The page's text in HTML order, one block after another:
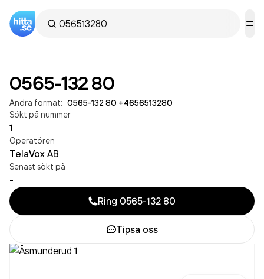
0565-132 80
Andra format: 0565-132 80 +4656513280
Sökt på nummer
1
Operatören
TelaVox AB
Senast sökt på
-
Ring 0565-132 80
Tipsa oss